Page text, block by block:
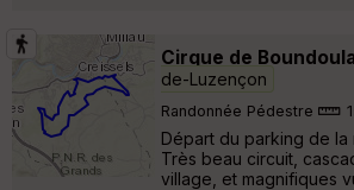
Cirque de
de-Luzençon
Randonnée Pédestre
Départ du parking de la
Très beau circuit,
village, et magnifiques